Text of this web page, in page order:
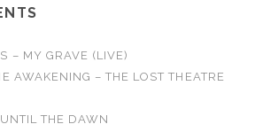
– MY GRAVE (LIVE)
AWAKENING – THE LOST THEATRE
THE DAWN